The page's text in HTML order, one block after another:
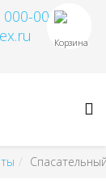
00-00
Корзина